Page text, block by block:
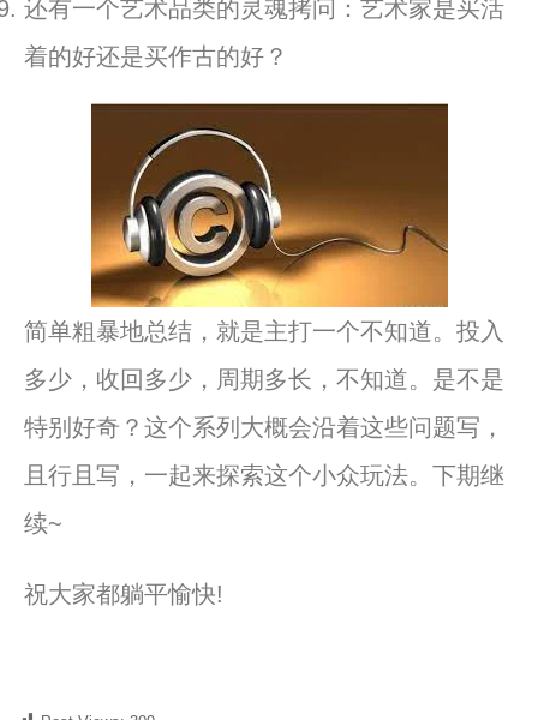
还有一个艺术品类的灵魂拷问： 艺术家是买活
着的好还是买作古的好？
简单粗暴地总结，就是主打一个不知道。投入
多少，收回多少， 周期多长，不知道。是不是
特别好奇？ 这个系列大概会沿着这些问题写，
且行且写， 一起来探索这个小众玩法。下期继
续~
祝大家都躺平愉快!